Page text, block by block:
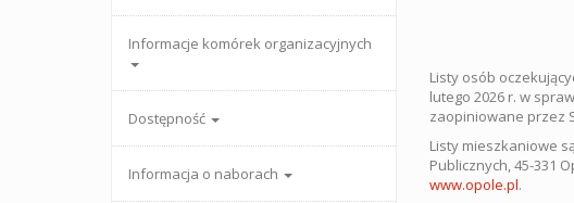
Informacje komórek organizacyjnych
Dostępność
Informacja o naborach
Listy osób
lutego 2026 r. w
zaopiniowane przez
Listy mieszkaniowe
Publicznych, 45-331
www.opole.pl.